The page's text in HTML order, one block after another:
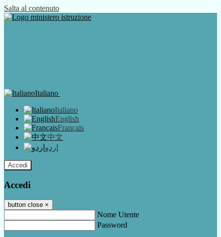
Salta al contenuto
Italiano
Italiano
English
Français
中文
اردو
Accedi
Accedi
button close ×
Nome Utente
Password